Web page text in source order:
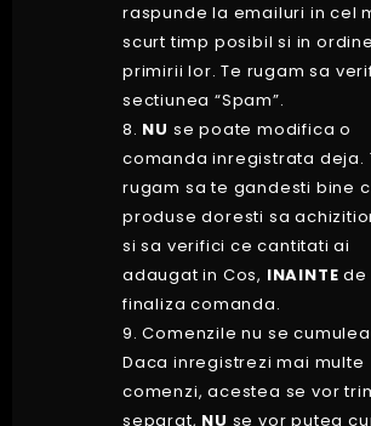
raspunde la emailuri in cel
scurt timp posibil si in
primirii lor. Te rugam sa
sectiunea “Spam”.
8. NU se poate modifica o
comanda inregistrata deja.
rugam sa te gandesti bine
produse doresti sa
si sa verifici ce cantitati ai
adaugat in Cos, INAINTE de
finaliza comanda.
9. Comenzile nu se
Daca inregistrezi mai multe
comenzi, acestea se vor
separat, NU se vor putea